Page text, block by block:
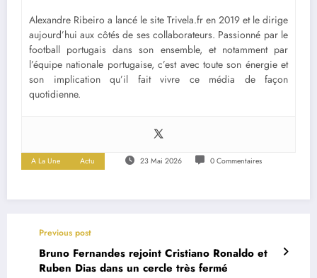
Alexandre Ribeiro a lancé le site Trivela.fr en 2019 et le dirige
aujourd’hui aux côtés de ses collaborateurs. Passionné par le
football portugais dans son ensemble, et notamment par
l’équipe nationale portugaise, c’est avec toute son énergie et
son implication qu’il fait vivre ce média de façon
quotidienne.
A La Une Actu 23 Mai 2026 0 Commentaires
Previous post
Bruno Fernandes rejoint Cristiano Ronaldo et
Ruben Dias dans un cercle très fermé